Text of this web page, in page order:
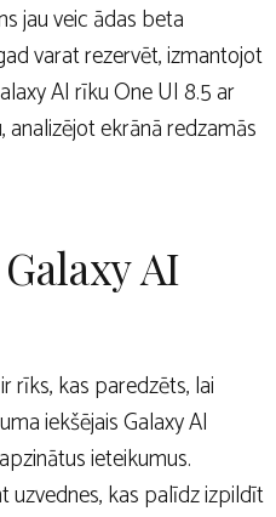
jau veic ādas beta
varat rezervēt, izmantojot
AI rīku One UI 8.5 ar
ekrānā redzamās
AI
rīks, kas paredzēts, lai
iekšējais Galaxy AI
ieteikumus.
uzvednes, kas palīdz izpildīt